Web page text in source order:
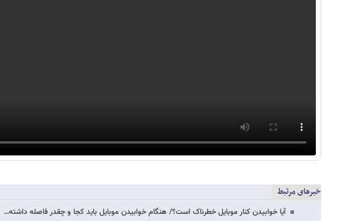
خبرهای مرتبط
آیا خوابیدن کنار موبایل خطرناک است؟/ هنگام خوابیدن موبایل باید کجا و چقدر فاصله داشته…